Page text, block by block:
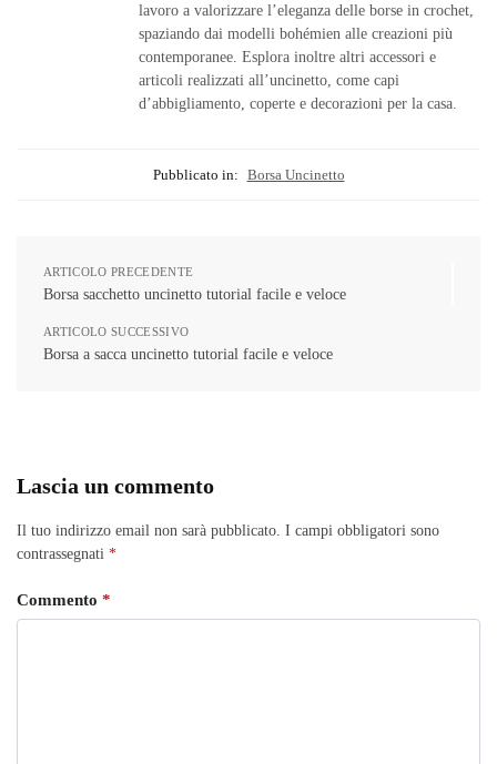
lavoro a valorizzare l’eleganza delle borse in crochet,
spaziando dai modelli bohémien alle creazioni più
contemporanee. Esplora inoltre altri accessori e
articoli realizzati all’uncinetto, come capi
d’abbigliamento, coperte e decorazioni per la casa.
Pubblicato in: Borsa Uncinetto
ARTICOLO PRECEDENTE
Borsa sacchetto uncinetto tutorial facile e veloce
ARTICOLO SUCCESSIVO
Borsa a sacca uncinetto tutorial facile e veloce
Lascia un commento
Il tuo indirizzo email non sarà pubblicato. I campi obbligatori sono
contrassegnati *
Commento *